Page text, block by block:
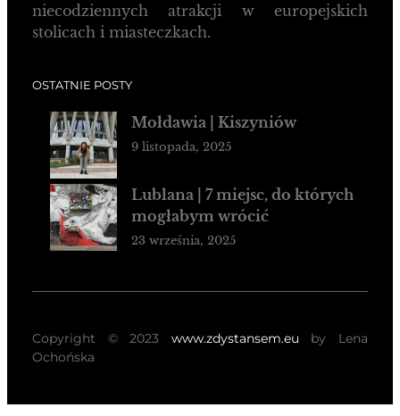
niecodziennych atrakcji w europejskich
stolicach i miasteczkach.
OSTATNIE POSTY
Mołdawia | Kiszyniów
9 listopada, 2025
Lublana | 7 miejsc, do których
mogłabym wrócić
23 września, 2025
Copyright © 2023 www.zdystansem.eu by Lena
Ochońska